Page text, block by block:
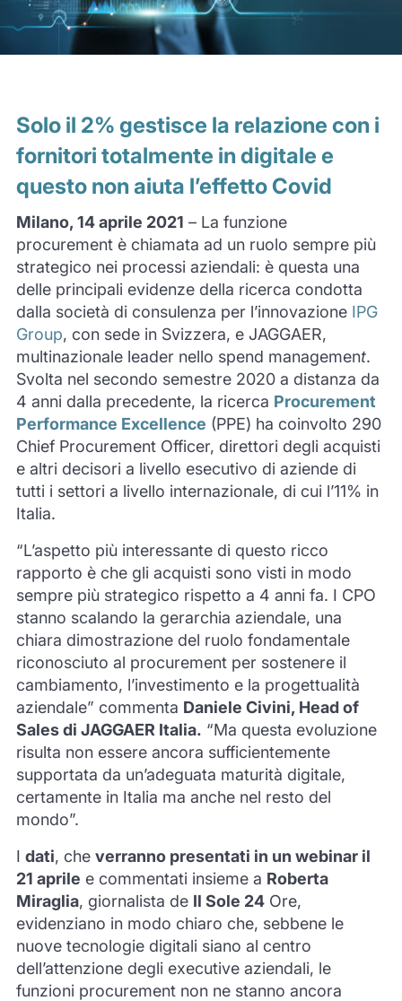
Solo il 2% gestisce la relazione con i
fornitori totalmente in digitale e
questo non aiuta l’effetto Covid
Milano, 14 aprile 2021 – La funzione
procurement è chiamata ad un ruolo sempre più
strategico nei processi aziendali: è questa una
delle principali evidenze della ricerca condotta
dalla società di consulenza per l’innovazione IPG
Group, con sede in Svizzera, e JAGGAER,
multinazionale leader nello spend management.
Svolta nel secondo semestre 2020 a distanza da
4 anni dalla precedente, la ricerca Procurement
Performance Excellence (PPE) ha coinvolto 290
Chief Procurement Officer, direttori degli acquisti
e altri decisori a livello esecutivo di aziende di
tutti i settori a livello internazionale, di cui l’11% in
Italia.
“L’aspetto più interessante di questo ricco
rapporto è che gli acquisti sono visti in modo
sempre più strategico rispetto a 4 anni fa. I CPO
stanno scalando la gerarchia aziendale, una
chiara dimostrazione del ruolo fondamentale
riconosciuto al procurement per sostenere il
cambiamento, l’investimento e la progettualità
aziendale” commenta Daniele Civini, Head of
Sales di JAGGAER Italia. “Ma questa evoluzione
risulta non essere ancora sufficientemente
supportata da un’adeguata maturità digitale,
certamente in Italia ma anche nel resto del
mondo”.
I dati, che verranno presentati in un webinar il
21 aprile e commentati insieme a Roberta
Miraglia, giornalista de Il Sole 24Ore,
evidenziano in modo chiaro che, sebbene le
nuove tecnologie digitali siano al centro
dell’attenzione degli executive aziendali, le
funzioni procurement non ne stanno ancora